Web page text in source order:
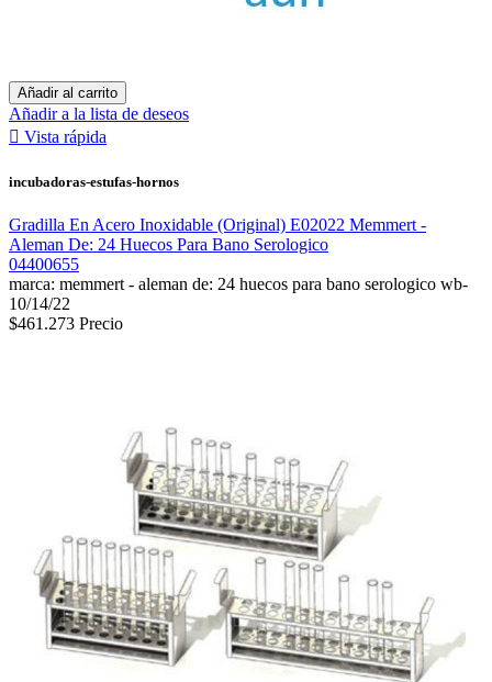
Añadir al carrito
Añadir a la lista de deseos
 Vista rápida
incubadoras-estufas-hornos
Gradilla En Acero Inoxidable (Original) E02022 Memmert -
Aleman De: 24 Huecos Para Bano Serologico
04400655
marca: memmert - aleman de: 24 huecos para bano serologico wb-
10/14/22
$461.273 Precio